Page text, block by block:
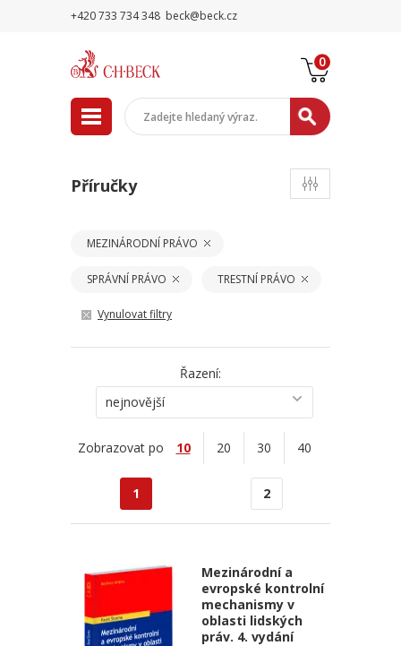
+420 733 734 348 beck@beck.cz
0
Příručky
MEZINÁRODNÍ PRÁVO
SPRÁVNÍ PRÁVO TRESTNÍ PRÁVO
Vynulovat filtry
Řazení:
nejnovější
Zobrazovat po 10 20 30 40
1 2
Mezinárodní a
evropské kontrolní
mechanismy v
oblasti lidských
práv. 4. vydání